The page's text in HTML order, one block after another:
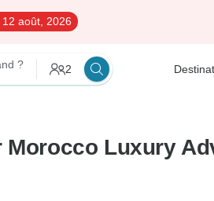
12 août, 2026
? 2
Luxury